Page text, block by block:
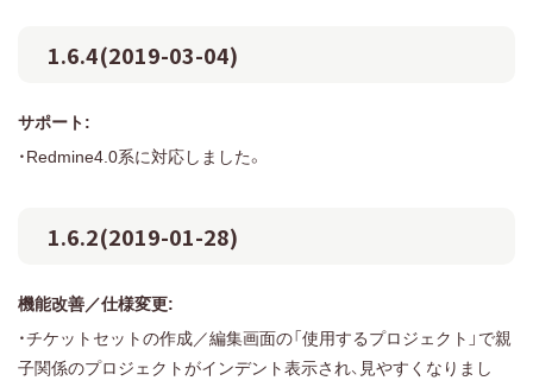
1.6.4(2019-03-04)
サポート:
・Redmine4.0系に対応しました。
1.6.2(2019-01-28)
機能改善／仕様変更:
・チケットセットの作成／編集画面の「使用するプロジェクト」で親
子関係のプロジェクトがインデント表示され、見やすくなりまし